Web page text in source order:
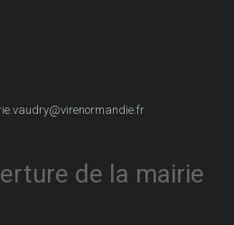
de la mairie